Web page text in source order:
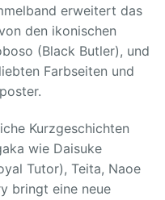
erweitert das
den ikonischen
(Black Butler), und
Farbseiten und
Kurzgeschichten
wie Daisuke
Tutor), Teita, Naoe
bringt eine neue